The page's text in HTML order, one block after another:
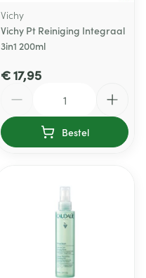
Vichy
Vichy Pt Reiniging Integraal
3in1 200ml
€ 17,95
Bestel